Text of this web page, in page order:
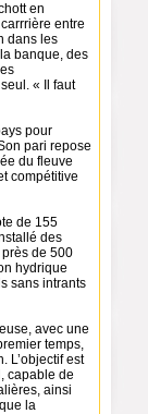
en
entre
dans les
banque, des
« Il faut
pour
pari repose
du fleuve
compétitive
de 155
des
de 500
hydrique
sans intrants
avec une
temps,
L’objectif est
capable de
ainsi
la